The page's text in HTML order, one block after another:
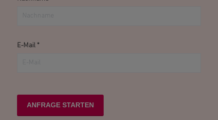
E-Mail *
ANFRAGE STARTEN